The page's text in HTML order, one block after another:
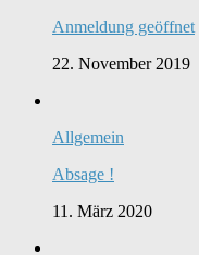
Anmeldung geöffnet
22. November 2019
Allgemein
Absage !
11. März 2020